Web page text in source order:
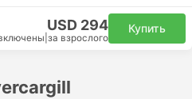
USD 294
за взрослого
Купить